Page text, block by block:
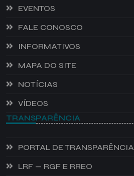
EVENTOS
FALE CONOSCO
INFORMATIVOS
MAPA DO SITE
NOTÍCIAS
VÍDEOS
TRANSPARÊNCIA
PORTAL DE TRANSPARÊNCIA
LRF — RGF E RREO